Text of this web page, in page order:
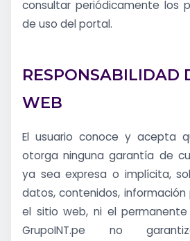
consultar periódicamente los
de uso del portal.
RESPONSABILIDAD
WEB
El usuario conoce y acepta
otorga ninguna garantía de
ya sea expresa o implícita,
datos, contenidos, información
el sitio web, ni el
GrupoINT.pe no